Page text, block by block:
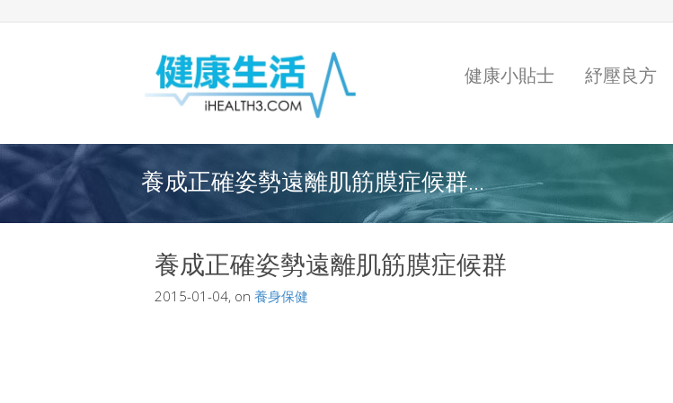
健康小貼士 紓壓良方
養成正確姿勢遠離肌筋膜症候群...
養成正確姿勢遠離肌筋膜症候群
2015-01-04, on 養身保健